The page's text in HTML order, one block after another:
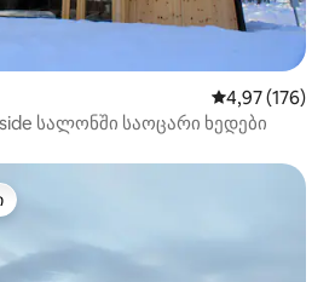
საშუალო
4,97 (176)
სალონში საოცარი ხედები
ვარიანტი